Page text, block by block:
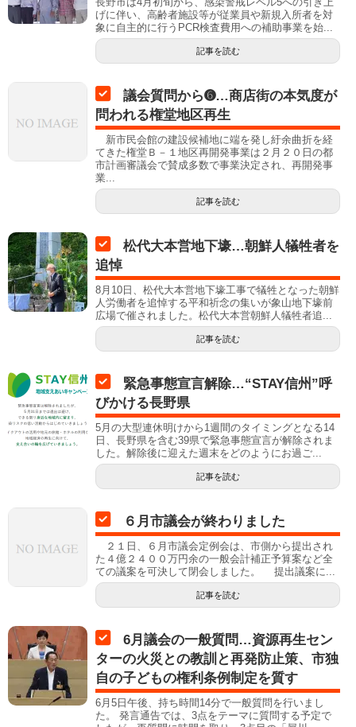
げに伴い、高齢者施設等が従業員や新規入所者を対
象に自主的に行うPCR検査費用への補助事業を始...
記事を読む
議会質問から➏…商店街の本気度が
問われる権堂地区再生
新市民会館の建設候補地に端を発し紆余曲折を経
てきた権堂Ｂ－１地区再開発事業は２月２０日の都
市計画審議会で賛成多数で事業決定され、再開発事
業...
記事を読む
松代大本営地下壕…朝鮮人犠牲者を
追悼
8月10日、松代大本営地下壕工事で犠牲となった朝鮮
人労働者を追悼する平和祈念の集いが象山地下壕前
広場で催されました。松代大本営朝鮮人犠牲者追...
記事を読む
緊急事態宣言解除…“STAY信州”呼
びかける長野県
5月の大型連休明けから1週間のタイミングとなる14
日、長野県を含む39県で緊急事態宣言が解除されま
した。解除後に迎えた週末をどのようにお過ご...
記事を読む
６月市議会が終わりました
２１日、６月市議会定例会は、市側から提出され
た４億２４００万円余の一般会計補正予算案など全
ての議案を可決して閉会しました。 提出議案に...
記事を読む
6月議会の一般質問…資源再生セン
ターの火災との教訓と再発防止策、市独
自の子どもの権利条例制定を質す
6月5日午後、持ち時間14分で一般質問を行いまし
た。 発言通告では、3点をテーマに質問する予定で